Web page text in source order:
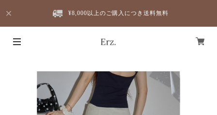
¥8,000以上のご購入につき送料無料